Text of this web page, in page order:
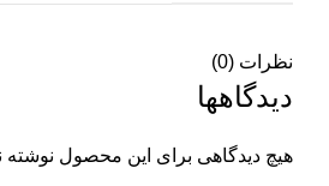
نظرات (0)
دیدگاهها
هیچ دیدگاهی برای این محصول